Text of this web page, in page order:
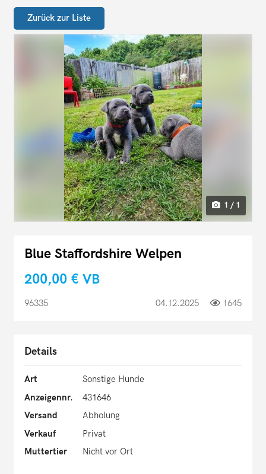
Zurück zur Liste
1 / 1
Blue Staffordshire Welpen
200,00 € VB
96335 04.12.2025 1645
Details
Art
Sonstige Hunde
Anzeigennr.
431646
Versand
Abholung
Verkauf
Privat
Muttertier
Nicht vor Ort